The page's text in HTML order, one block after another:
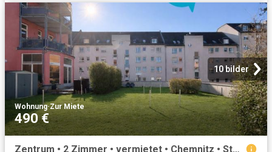
10 bilder
Wohnung·Zur Miete
490 €
Zentrum • 2 Zimmer • vermietet • Chemnitz • Stellplatz • zwei Bäder • großer Garten • ruhige Lage ID: 3408